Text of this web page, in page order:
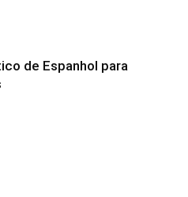
de Espanhol para